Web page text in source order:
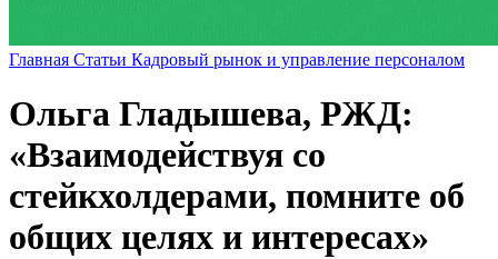
Главная Статьи Кадровый рынок и управление персоналом
Ольга Гладышева, РЖД:
«Взаимодействуя со
стейкхолдерами, помните об
общих целях и интересах»